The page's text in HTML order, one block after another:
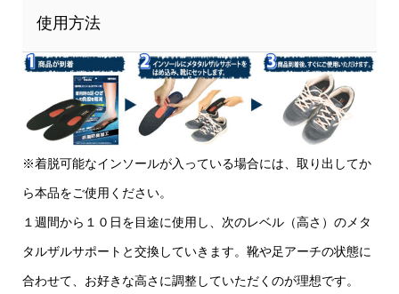
使用方法
※着脱可能なインソールが入っている場合には、取り出してか
ら本品をご使用ください。
１週間から１０日を目途に使用し、次のレベル（高さ）のメタ
タルザルサポートと交換していきます。靴や足アーチの状態に
合わせて、お好きな高さに調整していただくのが理想です。